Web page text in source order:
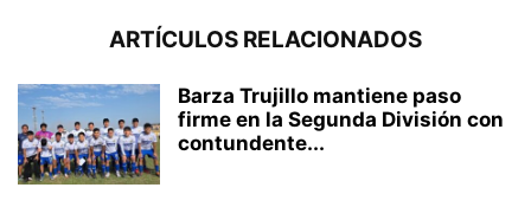
ARTÍCULOS RELACIONADOS
Barza Trujillo mantiene paso
firme en la Segunda División con
contundente...